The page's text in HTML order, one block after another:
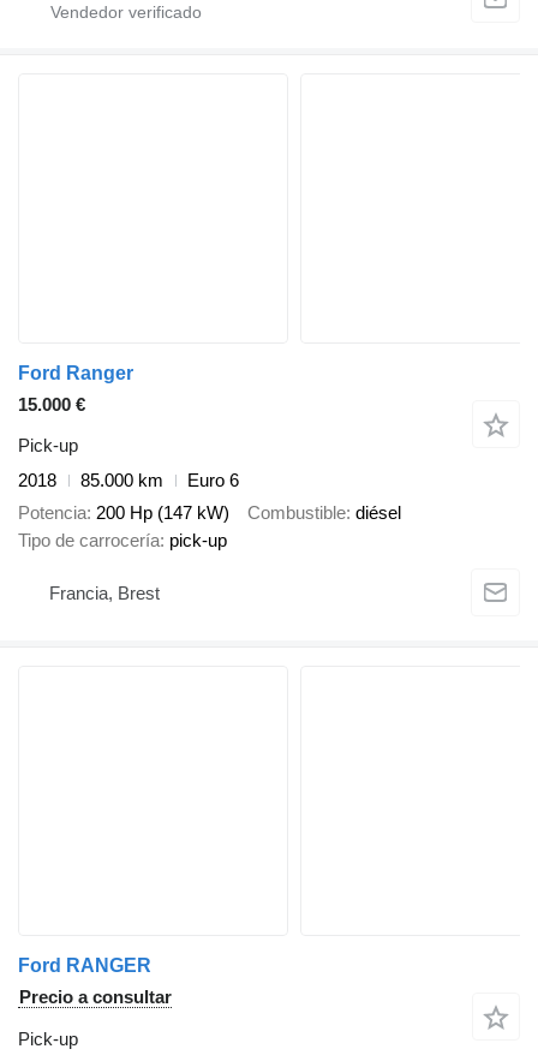
Ford Ranger
15.000 €
Pick-up
2018
85.000 km
Euro 6
Potencia 200 Hp (147 kW) Combustible diésel
Tipo de carrocería pick-up
Francia, Brest
Ford RANGER
Precio a consultar
Pick-up